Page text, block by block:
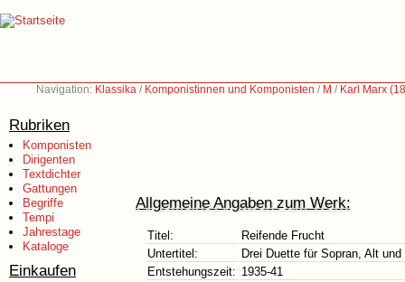
Navigation: Klassika / Komponistinnen und Komponisten / M / Karl Marx
Rubriken
Komponisten
Dirigenten
Textdichter
Gattungen
Begriffe
Tempi
Jahrestage
Kataloge
Einkaufen
Allgemeine Angaben zum Werk:
Titel:
Reifende Frucht
Untertitel:
Drei Duette für Sopran, Alt
Entstehungszeit: 1935-41